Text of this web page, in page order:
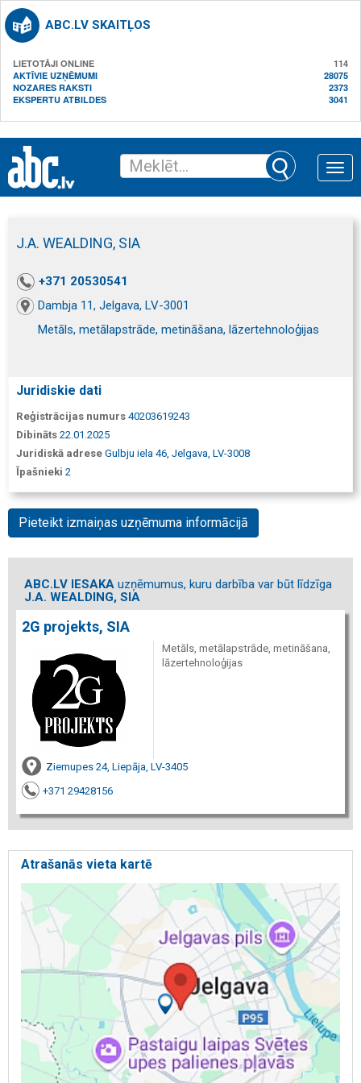
ABC.LV SKAITĻOS
LIETOTĀJI ONLINE
114
AKTĪVIE UZŅĒMUMI
28075
NOZARES RAKSTI
2373
EKSPERTU ATBILDES
3041
Toggle
J.A. WEALDING, SIA
+371 20530541
Dambja 11, Jelgava, LV-3001
Metāls, metālapstrāde, metināšana, lāzertehnoloģijas
Juridiskie dati
Reģistrācijas numurs 40203619243
Dibināts 22.01.2025
Juridiskā adrese Gulbju iela 46, Jelgava, LV-3008
Īpašnieki 2
Pieteikt izmaiņas uzņēmuma informācijā
ABC.LV IESAKA uzņēmumus, kuru darbība var būt līdzīga
J.A. WEALDING, SIA
2G projekts, SIA
Metāls, metālapstrāde, metināšana,
lāzertehnoloģijas
Ziemupes 24, Liepāja, LV-3405
+371 29428156
Atrašanās vieta kartē